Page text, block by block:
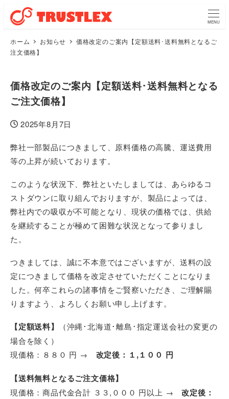
MENU
ホーム お知らせ
価格改定のご案内【定額送料･送料無料となるご
注文価格】
価格改定のご案内【定額送料･送料無料となる
ご注文価格】
投稿日
2025年8月7日
弊社一部製品につきまして、原料価格の高騰、運送費用
等の上昇が続いております。
このような状況下、弊社といたしましては、あらゆるコ
ストダウンに取り組んでおりますが、製品によっては、
弊社内での吸収が不可能となり、現状の価格では、供給
を継続することが極めて困難な状況となって参りまし
た。
つきましては、誠に不本意ではございますが、送料の設
定につきまして価格を改定させていただくことになりま
した。何卒これらの諸事情をご賢察いただき、ご理解賜
りますよう、よろしくお願い申し上げます。
【定額送料】
（沖縄･北海道･離島･指定運送会社の変更の
場合を除く）
現価格：８８０ 円 → 改定後：１,１００ 円
【送料無料となるご注文価格】
現価格：商品代金合計 ３３,０００ 円以上 →改定後：